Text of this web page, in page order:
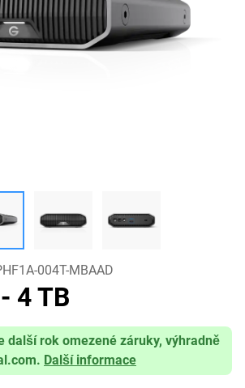
004T-MBAAD
- 4 TB
další rok omezené záruky, výhradně
Další informace